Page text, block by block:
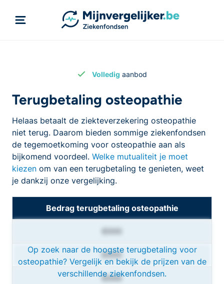
Volledig aanbod
Terugbetaling osteopathie
Helaas betaalt de ziekteverzekering osteopathie
niet terug. Daarom bieden sommige ziekenfondsen
de tegemoetkoming voor osteopathie aan als
bijkomend voordeel. Welke mutualiteit je moet
kiezen om van een terugbetaling te genieten, weet
je dankzij onze vergelijking.
Bedrag terugbetaling osteopathie
€XXX
€XXX
€XXX
Op zoek naar de hoogste terugbetaling voor
osteopathie? Vergelijk en bekijk de prijzen van de
verschillende ziekenfondsen.